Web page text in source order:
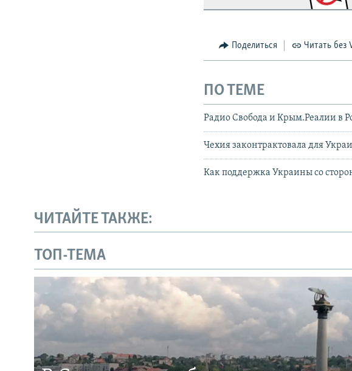
Поделиться Читать без
ПО ТЕМЕ
Радио Свобода и Крым.Реалии в
Чехия законтрактовала для
Как поддержка Украины со
ЧИТАЙТЕ ТАКЖЕ:
ТОП-ТЕМА